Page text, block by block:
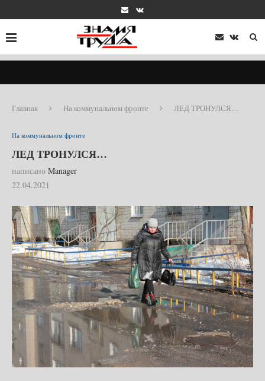
Главная На коммунальном фронте ЛЕД ТРОНУЛСЯ…
На коммунальном фронте
ЛЕД ТРОНУЛСЯ…
написано Manager
22.04.2021